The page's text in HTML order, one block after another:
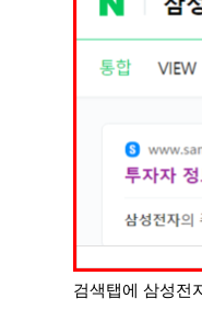
검색탭에 삼성전